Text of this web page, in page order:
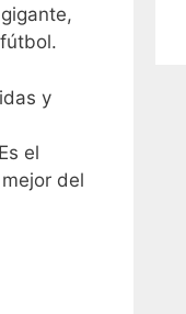
y
el
del